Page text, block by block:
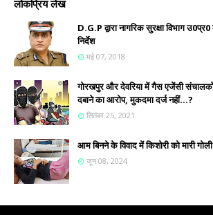
लोकप्रिय लेख
D.G.P द्वारा नागरिक सुरक्षा विभाग
निर्देश
मई 07, 2018
गोरखपुर और देवरिया में गैस एजेंसी
दबाने का आरोप, मुकदमा दर्ज नहीं...?
सितंबर 25, 2021
आम बिनने के विवाद में किशोरी को मारी गोली
जून 08, 2024